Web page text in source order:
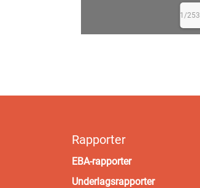
1/253
Rapporter
EBA-rapporter
Underlagsrapporter